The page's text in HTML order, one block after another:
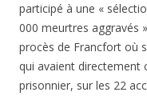
participé à une «
000 meurtres aggravés
procès de Francfort où
qui avaient directement
prisonnier, sur les 22